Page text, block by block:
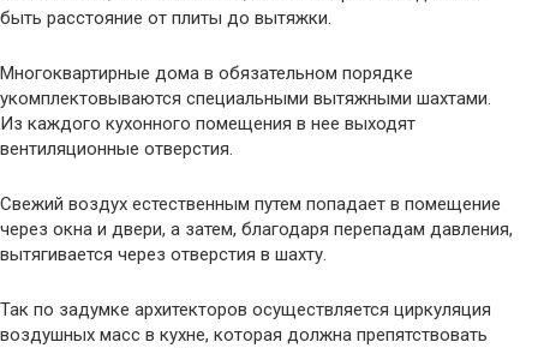
быть расстояние от плиты до вытяжки.
Многоквартирные дома в обязательном порядке
укомплектовываются специальными вытяжными шахтами.
Из каждого кухонного помещения в нее выходят
вентиляционные отверстия.
Свежий воздух естественным путем попадает в помещение
через окна и двери, а затем, благодаря перепадам давления,
вытягивается через отверстия в шахту.
Так по задумке архитекторов осуществляется циркуляция
воздушных масс в кухне, которая должна препятствовать